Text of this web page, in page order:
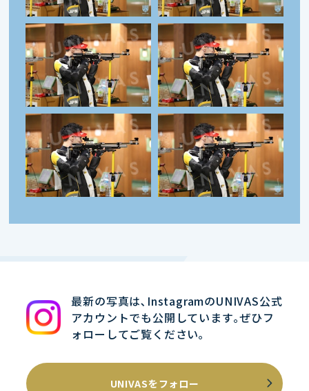
最新の写真は､InstagramのUNIVAS公式
アカウントでも公開しています｡ぜひフ
ォローしてご覧ください｡
UNIVASをフォロー